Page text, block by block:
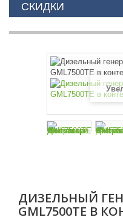
СКИДКИ
ДИЗЕЛЬНЫЙ
GML7500TE В